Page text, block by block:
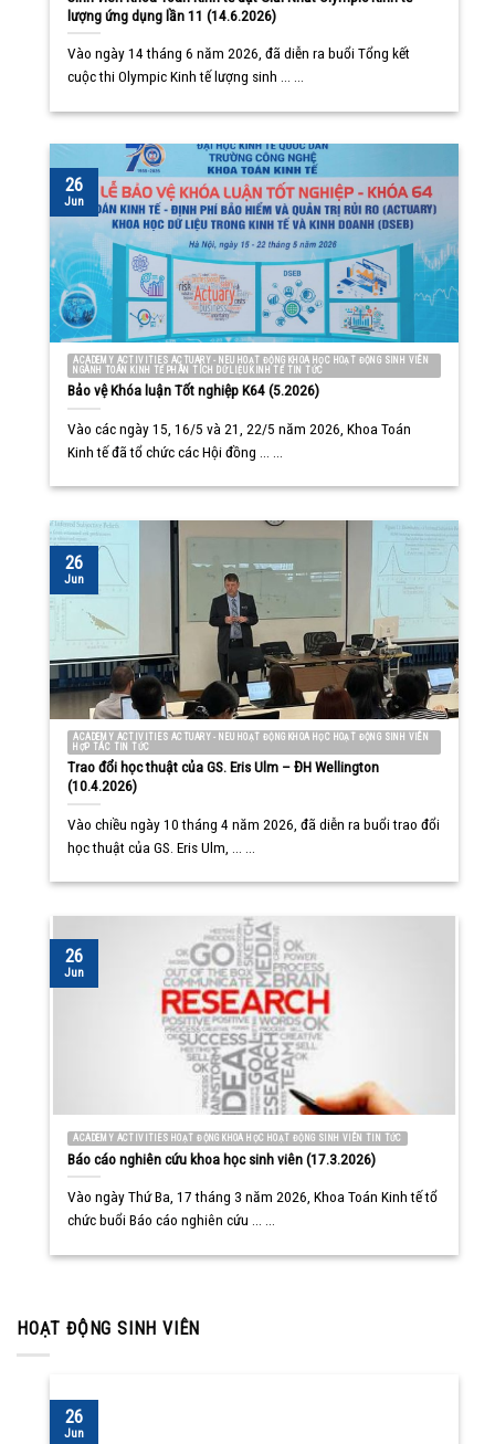
lượng ứng dụng lần 11 (14.6.2026)
Vào ngày 14 tháng 6 năm 2026, đã diễn ra buổi Tổng kết
cuộc thi Olympic Kinh tế lượng sinh ... ...
ACADEMY ACTIVITIES ACTUARY - NEU HOẠT ĐỘNG KHOA HỌC HOẠT ĐỘNG SINH VIÊN
NGÀNH TOÁN KINH TẾ PHÂN TÍCH DỮ LIỆU KINH TẾ TIN TỨC
Bảo vệ Khóa luận Tốt nghiệp K64 (5.2026)
Vào các ngày 15, 16/5 và 21, 22/5 năm 2026, Khoa Toán
Kinh tế đã tổ chức các Hội đồng ... ...
26
Jun
ACADEMY ACTIVITIES ACTUARY - NEU HOẠT ĐỘNG KHOA HỌC HOẠT ĐỘNG SINH VIÊN
HỢP TÁC TIN TỨC
Trao đổi học thuật của GS. Eris Ulm – ĐH Wellington
(10.4.2026)
Vào chiều ngày 10 tháng 4 năm 2026, đã diễn ra buổi trao đổi
học thuật của GS. Eris Ulm, ... ...
26
Jun
ACADEMY ACTIVITIES HOẠT ĐỘNG KHOA HỌC HOẠT ĐỘNG SINH VIÊN TIN TỨC
Báo cáo nghiên cứu khoa học sinh viên (17.3.2026)
Vào ngày Thứ Ba, 17 tháng 3 năm 2026, Khoa Toán Kinh tế tổ
chức buổi Báo cáo nghiên cứu ... ...
26
Jun
HOẠT ĐỘNG SINH VIÊN
26
Jun